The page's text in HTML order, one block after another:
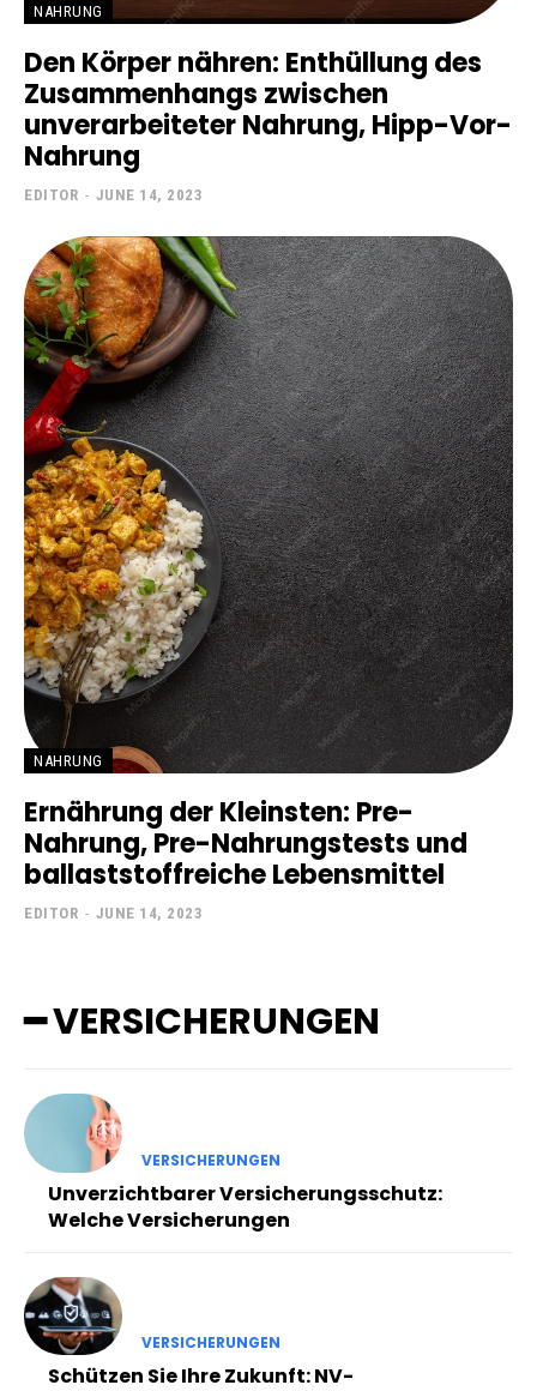
NAHRUNG
Den Körper nähren: Enthüllung des
Zusammenhangs zwischen
unverarbeiteter Nahrung, Hipp-Vor-
Nahrung
EDITOR - JUNE 14, 2023
NAHRUNG
Ernährung der Kleinsten: Pre-
Nahrung, Pre-Nahrungstests und
ballaststoffreiche Lebensmittel
EDITOR - JUNE 14, 2023
━ VERSICHERUNGEN
VERSICHERUNGEN
Unverzichtbarer Versicherungsschutz:
Welche Versicherungen
VERSICHERUNGEN
Schützen Sie Ihre Zukunft: NV-